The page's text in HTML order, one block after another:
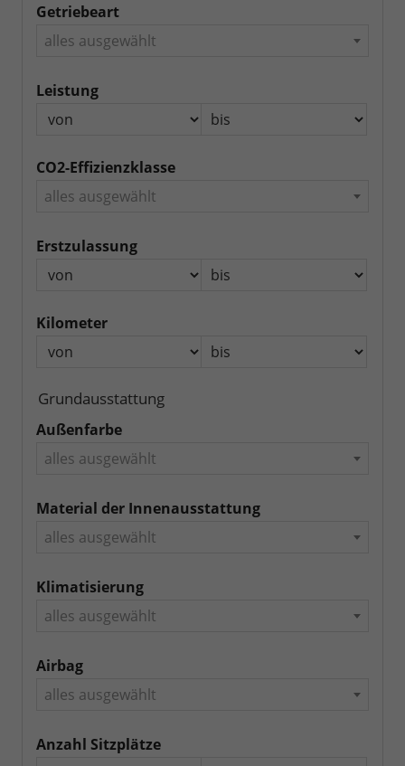
Getriebeart
alles ausgewählt
Leistung
CO2-Effizienzklasse
alles ausgewählt
Erstzulassung
Kilometer
Grundausstattung
Außenfarbe
alles ausgewählt
Material der Innenausstattung
alles ausgewählt
Klimatisierung
alles ausgewählt
Airbag
alles ausgewählt
Anzahl Sitzplätze